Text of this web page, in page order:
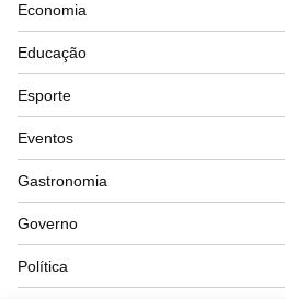
Economia
Educação
Esporte
Eventos
Gastronomia
Governo
Política